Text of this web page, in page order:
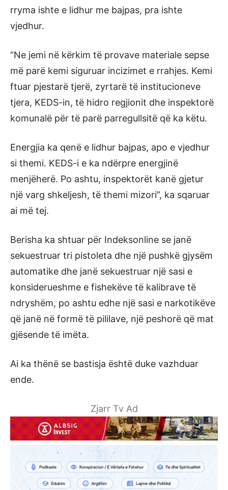
rryma ishte e lidhur me bajpas, pra ishte
vjedhur.
“Ne jemi në kërkim të provave materiale sepse
më parë kemi siguruar incizimet e rrahjes. Kemi
ftuar pjestarë tjerë, zyrtarë të institucioneve
tjera, KEDS-in, të hidro regjionit dhe inspektorë
komunalë për të parë parregullsitë që ka këtu.
Energjia ka qenë e lidhur bajpas, apo e vjedhur
si themi. KEDS-i e ka ndërpre energjinë
menjëherë. Po ashtu, inspektorët kanë gjetur
një varg shkeljesh, të themi mizori”, ka sqaruar
ai më tej.
Berisha ka shtuar për Indeksonline se janë
sekuestruar tri pistoleta dhe një pushkë gjysëm
automatike dhe janë sekuestruar një sasi e
konsiderueshme e fishekëve të kalibrave të
ndryshëm, po ashtu edhe një sasi e narkotikëve
që janë në formë të pililave, një peshorë që mat
gjësende të imëta.
Ai ka thënë se bastisja është duke vazhduar
ende.
Zjarr Tv Ad